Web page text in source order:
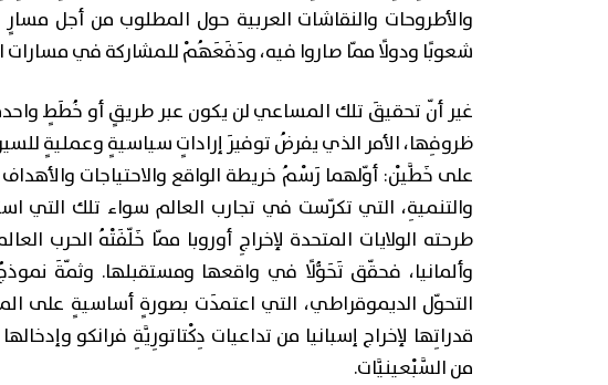
والأطروحات والنقاشات العربية حول المطلوب من أجل مسارٍ
شعوبًا ودولًا ممّا صاروا فيه، ودَفَعَهُمْ للمشاركة في مسارات
غير أنّ تحقيقَ تلك المساعي لن يكون عبر طريقٍ أو خُطَطٍ واحدةٍ
ظروفِها، الأمر الذي يفرضُ توفيرَ إراداتٍ سياسيةٍ وعمليةٍ
على خَطَّيْن: أوّلهما رَسْمُ خريطة الواقع والاحتياجات
والتنميةِ، التي تكرّست في تجارب العالم سواء تلك التي
طرحته الولايات المتحدة لإخراجِ أوروبا ممّا خَلّفَتْهُ الحرب
وألمانيا، فحقّق تَحَوُّلًا في واقعها ومستقبلها. وثمّةَ
التحوّل الديموقراطي، التي اعتمدَت بصورةٍ أساسيةٍ على
قدراتِها لإخراج إسبانيا من تداعيات دِكْتاتورِيَّةِ فرانكو
من السَّبْعينيَّات.